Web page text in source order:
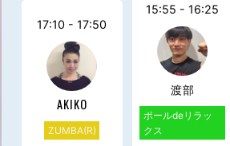
17:10 - 17:50
AKIKO
ZUMBA(R)
15:55 - 16:25
渡部
ポールdeリラッ
クス